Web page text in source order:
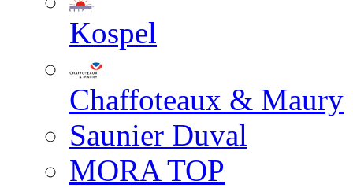
Kospel
Chaffoteaux & Maury
Saunier Duval
MORA TOP